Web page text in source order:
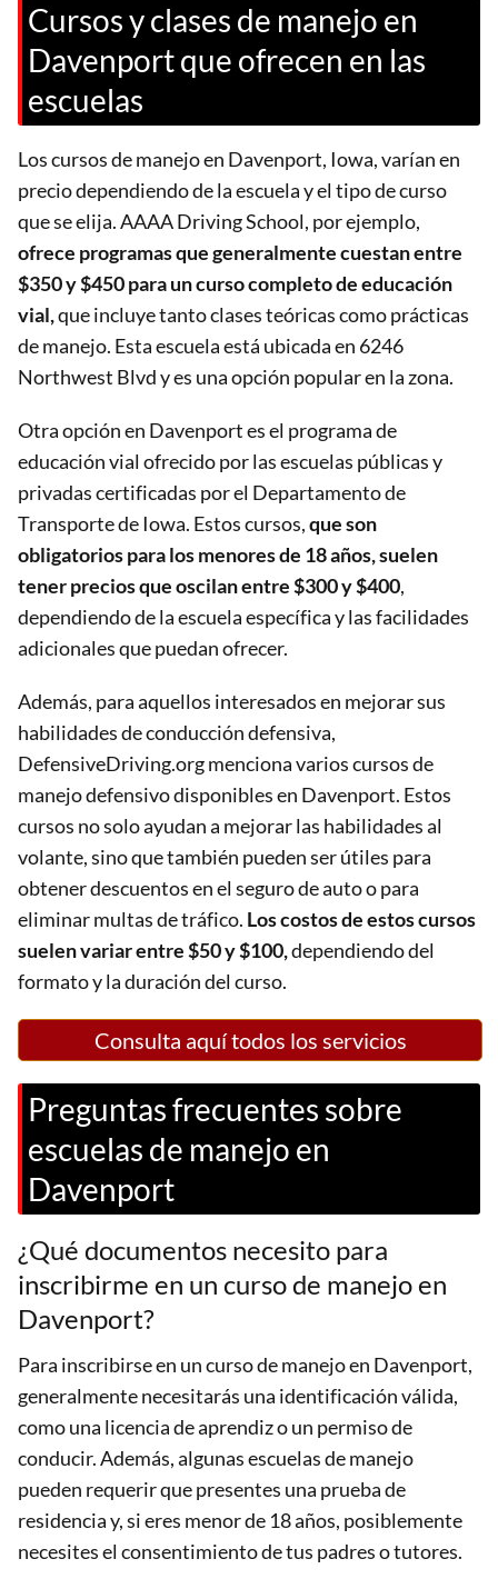
Cursos y clases de manejo en
Davenport que ofrecen en las
escuelas
Los cursos de manejo en Davenport, Iowa, varían en
precio dependiendo de la escuela y el tipo de curso
que se elija. AAAA Driving School, por ejemplo,
ofrece programas que generalmente cuestan entre
$350 y $450 para un curso completo de educación
vial,que incluye tanto clases teóricas como prácticas
de manejo. Esta escuela está ubicada en 6246
Northwest Blvd y es una opción popular en la zona.
Otra opción en Davenport es el programa de
educación vial ofrecido por las escuelas públicas y
privadas certificadas por el Departamento de
Transporte de Iowa. Estos cursos,que son
obligatorios para los menores de 18 años, suelen
tener precios que oscilan entre $300 y $400,
dependiendo de la escuela específica y las facilidades
adicionales que puedan ofrecer.
Además, para aquellos interesados en mejorar sus
habilidades de conducción defensiva,
DefensiveDriving.org menciona varios cursos de
manejo defensivo disponibles en Davenport. Estos
cursos no solo ayudan a mejorar las habilidades al
volante, sino que también pueden ser útiles para
obtener descuentos en el seguro de auto o para
eliminar multas de tráfico. Los costos de estos cursos
suelen variar entre $50 y $100,dependiendo del
formato y la duración del curso​.
Consulta aquí todos los servicios
Preguntas frecuentes sobre
escuelas de manejo en
Davenport
¿Qué documentos necesito para
inscribirme en un curso de manejo en
Davenport?
Para inscribirse en un curso de manejo en Davenport,
generalmente necesitarás una identificación válida,
como una licencia de aprendiz o un permiso de
conducir. Además, algunas escuelas de manejo
pueden requerir que presentes una prueba de
residencia y, si eres menor de 18 años, posiblemente
necesites el consentimiento de tus padres o tutores.